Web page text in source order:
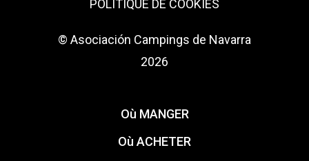
POLITIQUE DE COOKIES
© Asociación Campings de Navarra
2026
Où MANGER
Où ACHETER